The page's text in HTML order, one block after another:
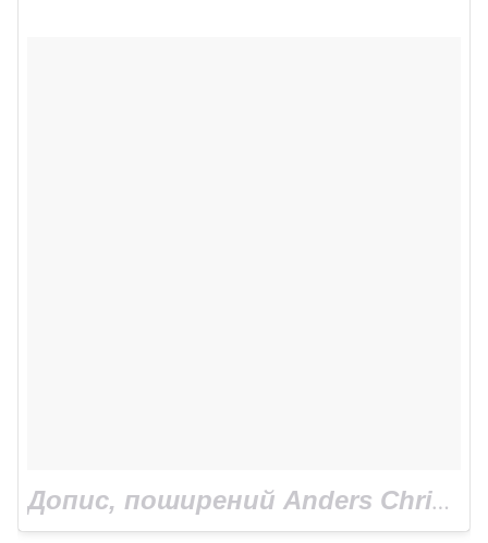
Допис, поширений Anders Christian Madsen (@anderschristianmadsen)